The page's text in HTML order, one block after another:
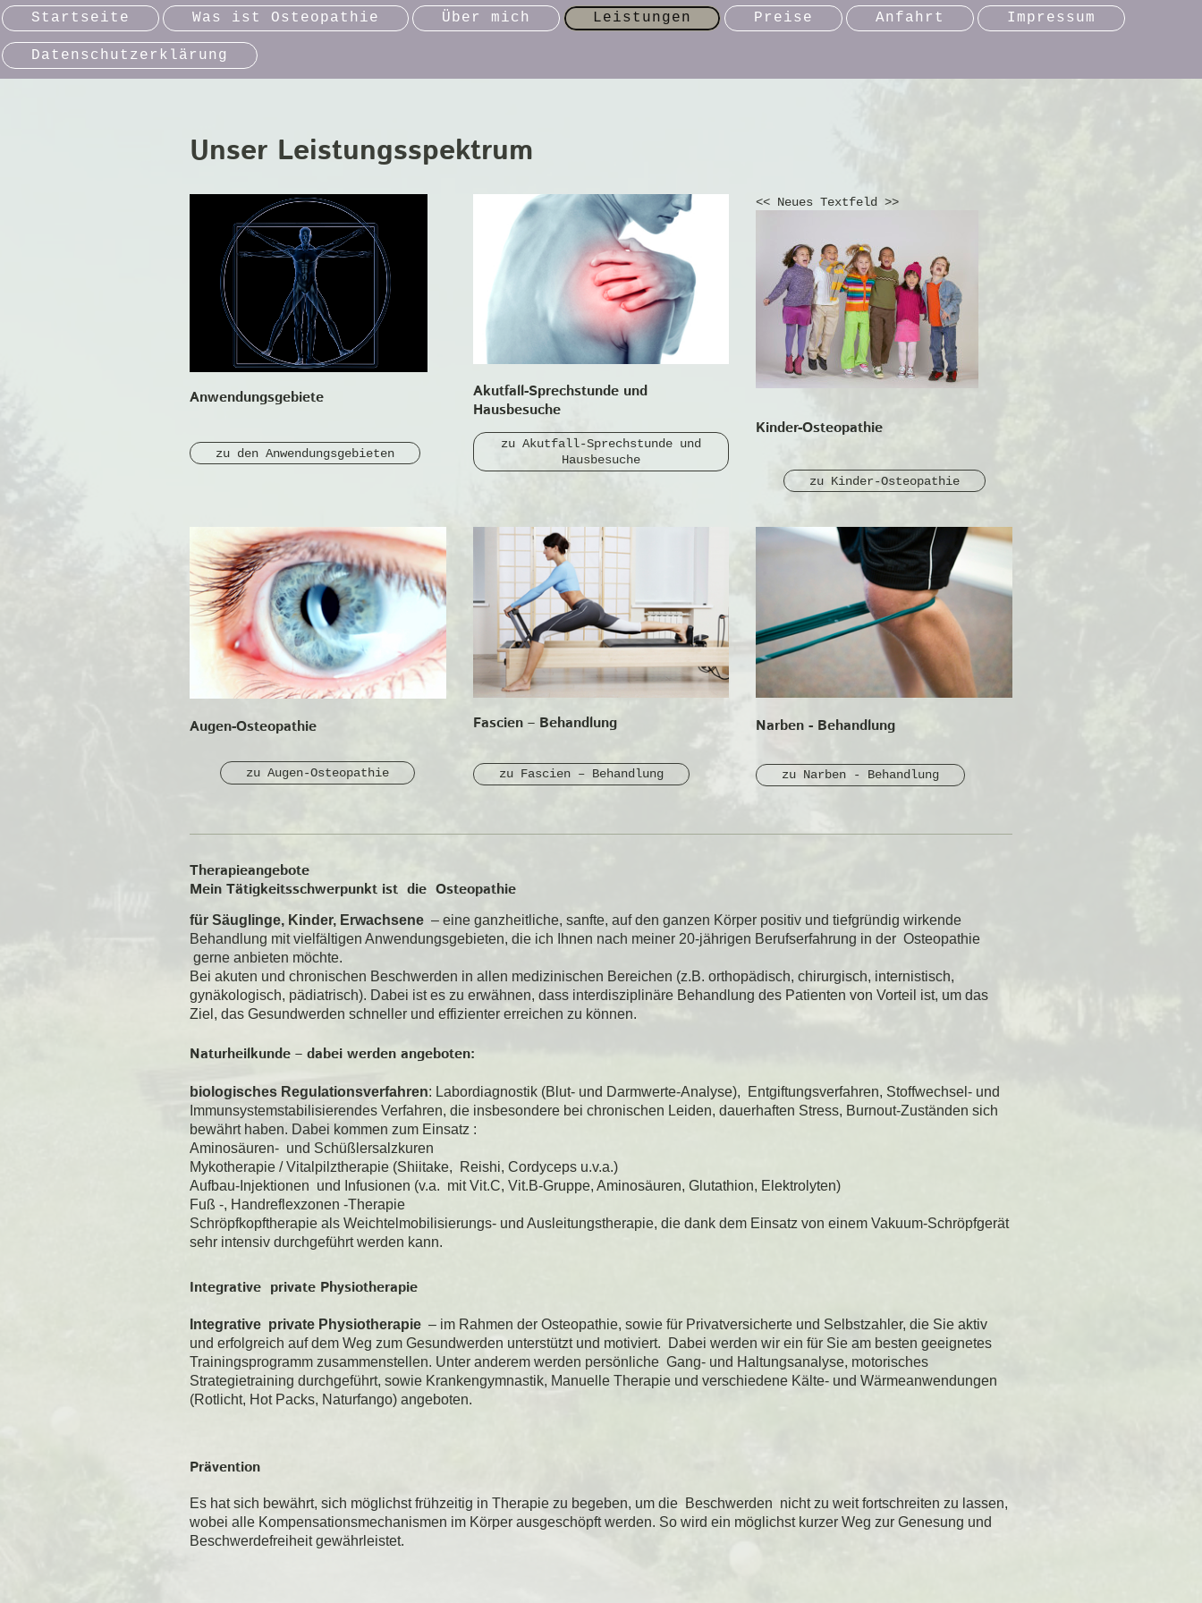
Startseite Was ist Osteopathie Über mich Leistungen Preise Anfahrt Impressum
Datenschutzerklärung
Unser Leistungsspektrum
Anwendungsgebiete
zu den Anwendungsgebieten
Akutfall-Sprechstunde und
Hausbesuche
zu Akutfall-Sprechstunde und
Hausbesuche
<< Neues Textfeld >>
Kinder-Osteopathie
zu Kinder-Osteopathie
Augen-Osteopathie
zu Augen-Osteopathie
Fascien – Behandlung
zu Fascien – Behandlung
Narben - Behandlung
zu Narben - Behandlung
Therapieangebote
Mein Tätigkeitsschwerpunkt ist die Osteopathie
für Säuglinge, Kinder, Erwachsene – eine ganzheitliche, sanfte, auf den ganzen Körper positiv und tiefgründig wirkende
Behandlung mit vielfältigen Anwendungsgebieten, die ich Ihnen nach meiner 20-jährigen Berufserfahrung in der Osteopathie
gerne anbieten möchte.
Bei akuten und chronischen Beschwerden in allen medizinischen Bereichen (z.B. orthopädisch, chirurgisch, internistisch,
gynäkologisch, pädiatrisch). Dabei ist es zu erwähnen, dass interdisziplinäre Behandlung des Patienten von Vorteil ist, um das
Ziel, das Gesundwerden schneller und effizienter erreichen zu können.
Naturheilkunde – dabei werden angeboten:
biologisches Regulationsverfahren: Labordiagnostik (Blut- und Darmwerte-Analyse), Entgiftungsverfahren, Stoffwechsel- und
Immunsystemstabilisierendes Verfahren, die insbesondere bei chronischen Leiden, dauerhaften Stress, Burnout-Zuständen sich
bewährt haben. Dabei kommen zum Einsatz :
Aminosäuren- und Schüßlersalzkuren
Mykotherapie / Vitalpilztherapie (Shiitake, Reishi, Cordyceps u.v.a.)
Aufbau-Injektionen und Infusionen (v.a. mit Vit.C, Vit.B-Gruppe, Aminosäuren, Glutathion, Elektrolyten)
Fuß -, Handreflexzonen -Therapie
Schröpfkopftherapie als Weichtelmobilisierungs- und Ausleitungstherapie, die dank dem Einsatz von einem Vakuum-Schröpfgerät
sehr intensiv durchgeführt werden kann.
Integrative private Physiotherapie
Integrative private Physiotherapie – im Rahmen der Osteopathie, sowie für Privatversicherte und Selbstzahler, die Sie aktiv
und erfolgreich auf dem Weg zum Gesundwerden unterstützt und motiviert. Dabei werden wir ein für Sie am besten geeignetes
Trainingsprogramm zusammenstellen. Unter anderem werden persönliche Gang- und Haltungsanalyse, motorisches
Strategietraining durchgeführt, sowie Krankengymnastik, Manuelle Therapie und verschiedene Kälte- und Wärmeanwendungen
(Rotlicht, Hot Packs, Naturfango) angeboten.
Prävention
Es hat sich bewährt, sich möglichst frühzeitig in Therapie zu begeben, um die Beschwerden nicht zu weit fortschreiten zu lassen,
wobei alle Kompensationsmechanismen im Körper ausgeschöpft werden. So wird ein möglichst kurzer Weg zur Genesung und
Beschwerdefreiheit gewährleistet.